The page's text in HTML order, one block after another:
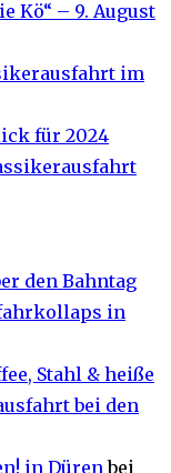
Kö“ – 9. August
im
für 2024
den Bahntag
in
Stahl & heiße
bei den
in Düren bei